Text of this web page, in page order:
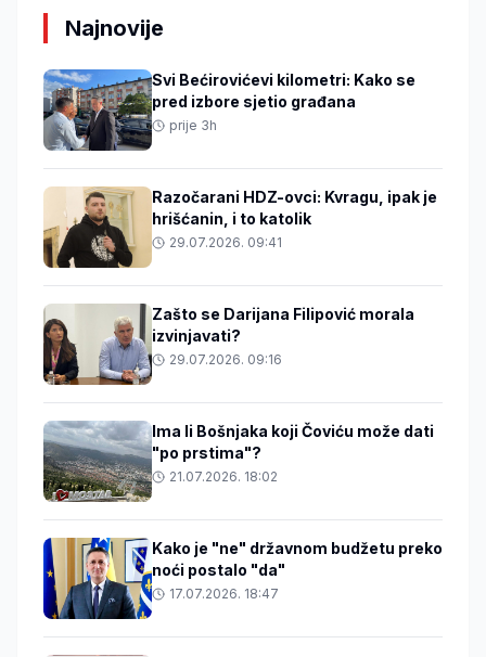
Najnovije
Svi Bećirovićevi kilometri: Kako se
pred izbore sjetio građana
prije 3h
Razočarani HDZ-ovci: Kvragu, ipak je
hrišćanin, i to katolik
29.07.2026. 09:41
Zašto se Darijana Filipović morala
izvinjavati?
29.07.2026. 09:16
Ima li Bošnjaka koji Čoviću može dati
"po prstima"?
21.07.2026. 18:02
Kako je "ne" državnom budžetu preko
noći postalo "da"
17.07.2026. 18:47